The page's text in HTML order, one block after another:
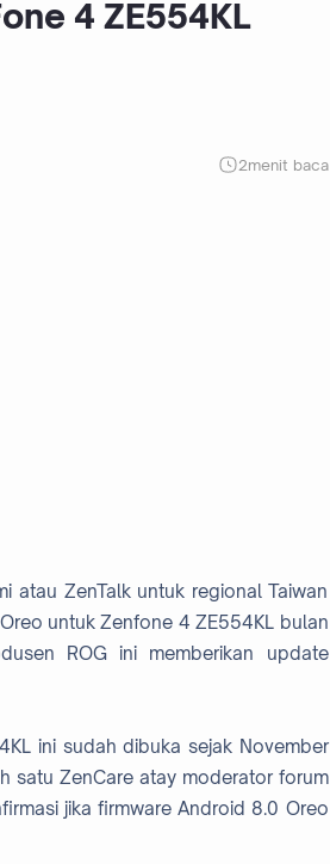
4 ZE554KL
2menit baca
atau ZenTalk untuk regional Taiwan
untuk Zenfone 4 ZE554KL bulan
ROG ini memberikan update
ini sudah dibuka sejak November
satu ZenCare atay moderator forum
jika firmware Android 8.0 Oreo